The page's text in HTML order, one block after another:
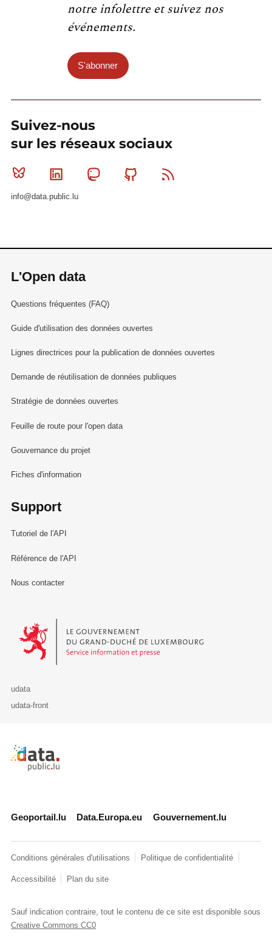
notre infolettre et suivez nos
événements.
S'abonner
Suivez-nous
sur les réseaux sociaux
Bluesky Linkedin MastodonGithub
info@data.public.lu
L'Open data
Questions fréquentes (FAQ)
Guide d'utilisation des données ouvertes
Lignes directrices pour la publication de données ouvertes
Demande de réutilisation de données publiques
Stratégie de données ouvertes
Feuille de route pour l'open data
Gouvernance du projet
Fiches d'information
Support
Tutoriel de l'API
Référence de l'API
Nous contacter
Le Gouvernement du Grand-Duché de Luxembourg - Service
udata
udata-front
Retour à l'accueil de data.public.lu
Geoportail.lu Data.Europa.eu Gouvernement.lu
Conditions générales d'utilisations Politique de confidentialité
Accessibilité Plan du site
Sauf indication contraire, tout le contenu de ce site est disponible sous
Creative Commons CC0